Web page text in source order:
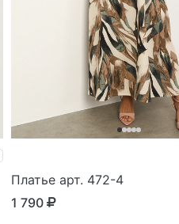
Платье арт. 472-4
1 790